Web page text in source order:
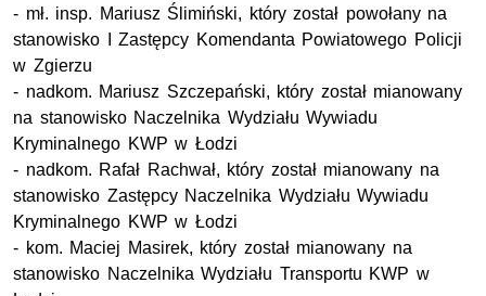
- mł. insp. Mariusz Ślimiński, który został powołany na
stanowisko I Zastępcy Komendanta Powiatowego Policji
w Zgierzu
- nadkom. Mariusz Szczepański, który został mianowany
na stanowisko Naczelnika Wydziału Wywiadu
Kryminalnego KWP w Łodzi
- nadkom. Rafał Rachwał, który został mianowany na
stanowisko Zastępcy Naczelnika Wydziału Wywiadu
Kryminalnego KWP w Łodzi
- kom. Maciej Masirek, który został mianowany na
stanowisko Naczelnika Wydziału Transportu KWP w